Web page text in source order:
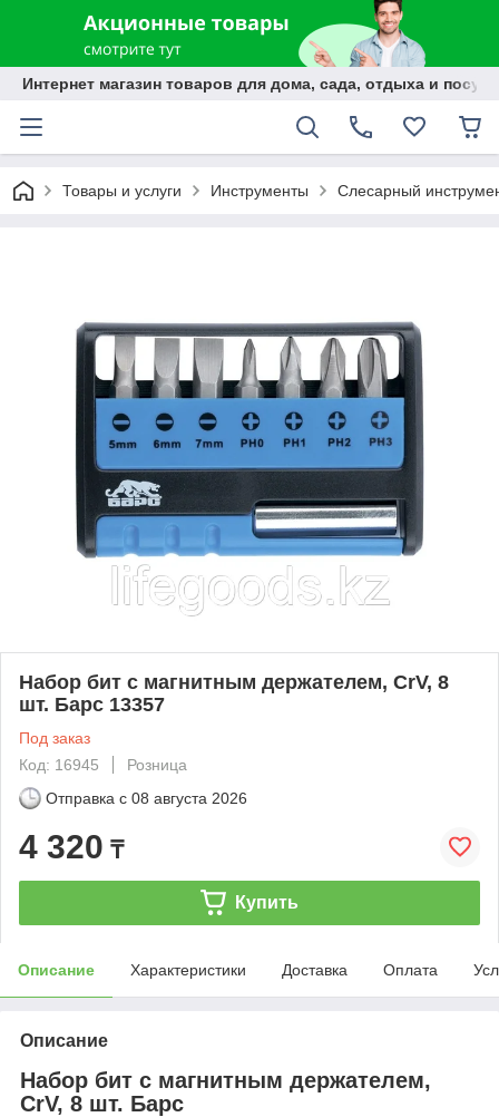
Интернет магазин товаров для дома, сада, отдыха и
Товары и услуги Инструменты Слесарный
Набор бит с магнитным держателем, CrV, 8
шт. Барс 13357
Под заказ
Код: 16945
Розница
Отправка с 08 августа 2026
4 320 ₸
Купить
Описание Характеристики Доставка Оплата
Описание
Набор бит с магнитным держателем,
CrV, 8 шт. Барс